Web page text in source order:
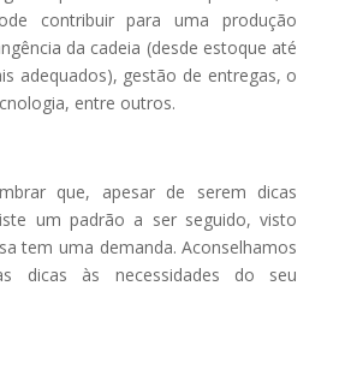
contribuir para uma produção
da cadeia (desde estoque até
adequados), gestão de entregas, o
entre outros.
que, apesar de serem dicas
um padrão a ser seguido, visto
tem uma demanda. Aconselhamos
dicas às necessidades do seu